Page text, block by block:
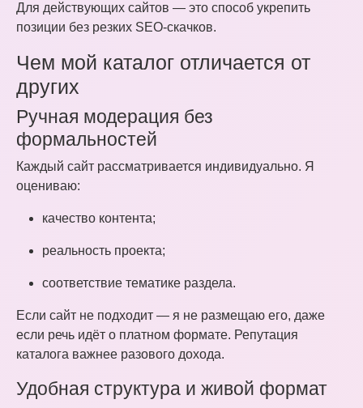
Для действующих сайтов — это способ укрепить
позиции без резких SEO-скачков.
Чем мой каталог отличается от
других
Ручная модерация без
формальностей
Каждый сайт рассматривается индивидуально. Я
оцениваю:
качество контента;
реальность проекта;
соответствие тематике раздела.
Если сайт не подходит — я не размещаю его, даже
если речь идёт о платном формате. Репутация
каталога важнее разового дохода.
Удобная структура и живой формат